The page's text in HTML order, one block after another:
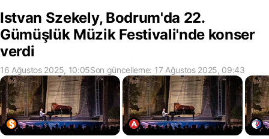
Istvan Szekely, Bodrum'da 22.
Gümüşlük Müzik Festivali'nde konser
verdi
16 Ağustos 2025, 10:05Son güncelleme: 17 Ağustos 2025, 09:43